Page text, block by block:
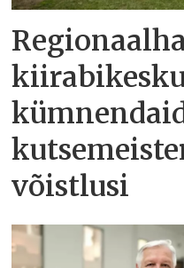
võistlusi